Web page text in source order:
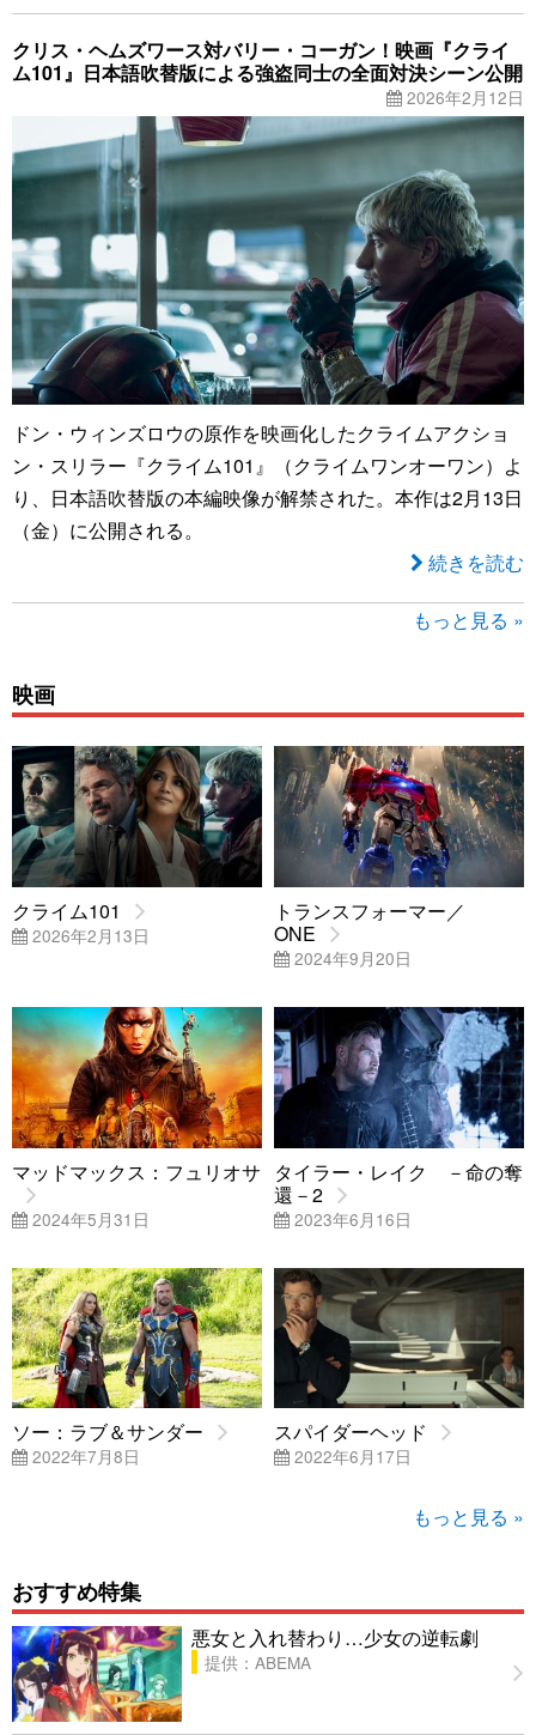
クリス・ヘムズワース対バリー・コーガン！映画『クライ
ム101』日本語吹替版による強盗同士の全面対決シーン公開
2026年2月12日
ドン・ウィンズロウの原作を映画化したクライムアクショ
ン・スリラー『クライム101』（クライムワンオーワン）よ
り、日本語吹替版の本編映像が解禁された。本作は2月13日
（金）に公開される。
続きを読む
もっと見る »
映画
クライム101
2026年2月13日
トランスフォーマー／
ONE
2024年9月20日
マッドマックス：フュリオサ
2024年5月31日
タイラー・レイク －命の奪
還－2
2023年6月16日
ソー：ラブ＆サンダー
2022年7月8日
スパイダーヘッド
2022年6月17日
もっと見る »
おすすめ特集
悪女と入れ替わり…少女の逆転劇
提供：ABEMA